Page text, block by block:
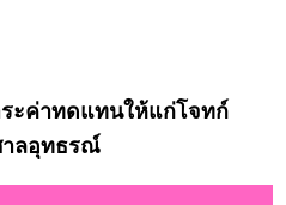
ะค่าทดแทนให้แก่โจทก์
าลอุทธรณ์